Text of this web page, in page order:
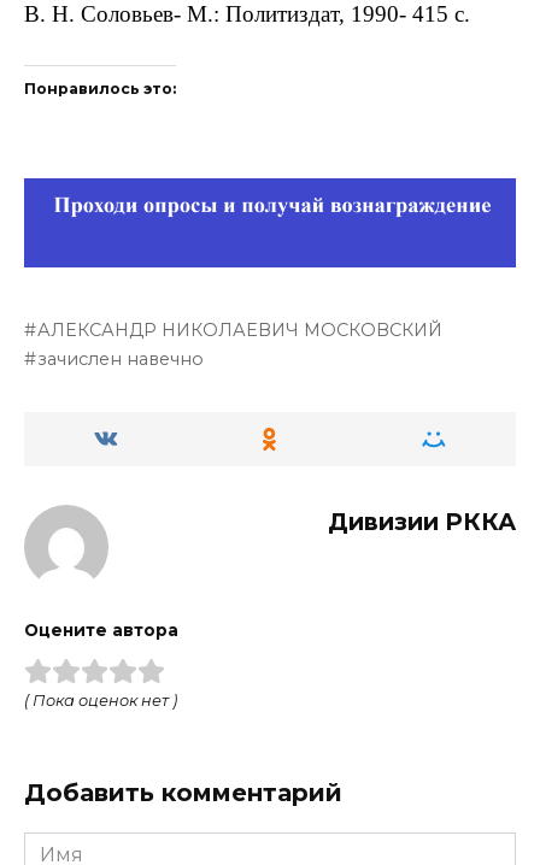
В. Н. Соловьев- М.: Политиздат, 1990- 415 с.
Понравилось это:
АЛЕКСАНДР НИКОЛАЕВИЧ МОСКОВСКИЙ
зачислен навечно
Дивизии РККА
Оцените автора
( Пока оценок нет )
Добавить комментарий
Имя